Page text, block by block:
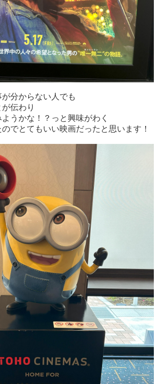
分からない人でも
伝わり
うかな！？ っと興味がわく
でとてもいい映画だったと思います！